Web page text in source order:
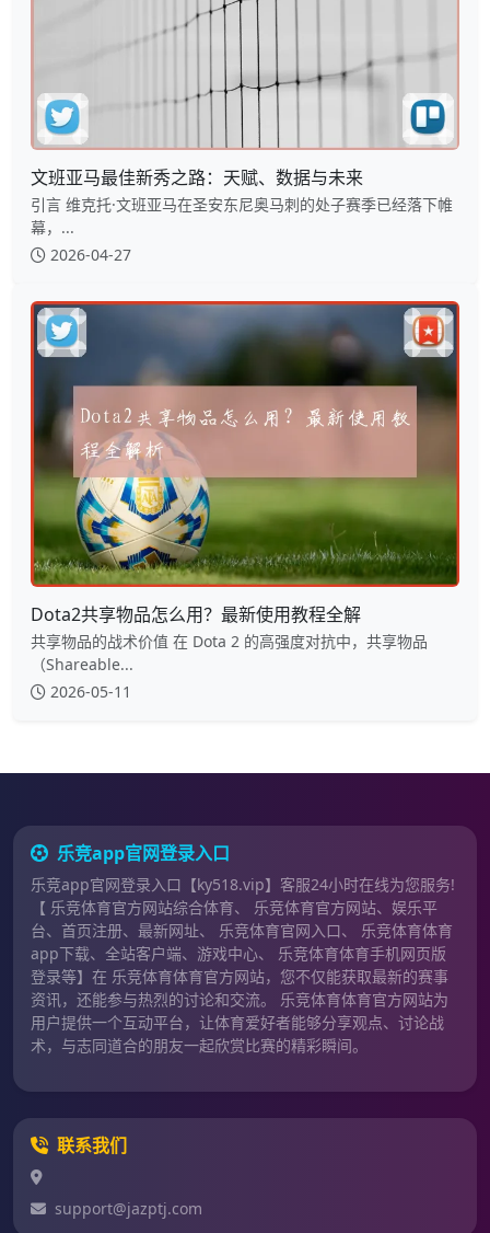
文班亚马最佳新秀之路：天赋、数据与未来
引言 维克托·文班亚马在圣安东尼奥马刺的处子赛季已经落下帷
幕，...
2026-04-27
Dota2共享物品怎么用？最新使用教程全解
共享物品的战术价值 在 Dota 2 的高强度对抗中，共享物品
（Shareable...
2026-05-11
乐竞app官网登录入口
乐竞app官网登录入口【ky518.vip】客服24小时在线为您服务!
【 乐竞体育官方网站综合体育、 乐竞体育官方网站、娱乐平
台、首页注册、最新网址、 乐竞体育官网入口、 乐竞体育体育
app下载、全站客户端、游戏中心、 乐竞体育体育手机网页版
登录等】在 乐竞体育体育官方网站，您不仅能获取最新的赛事
资讯，还能参与热烈的讨论和交流。 乐竞体育体育官方网站为
用户提供一个互动平台，让体育爱好者能够分享观点、讨论战
术，与志同道合的朋友一起欣赏比赛的精彩瞬间。
联系我们
support@jazptj.com